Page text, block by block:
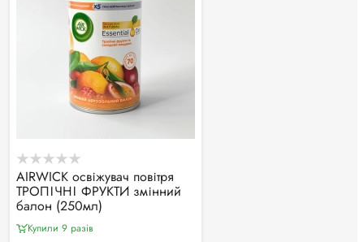
АIRWICK освіжувач повітря
ТРОПІЧНІ ФРУКТИ змінний
балон (250мл)
Купили 9 разiв